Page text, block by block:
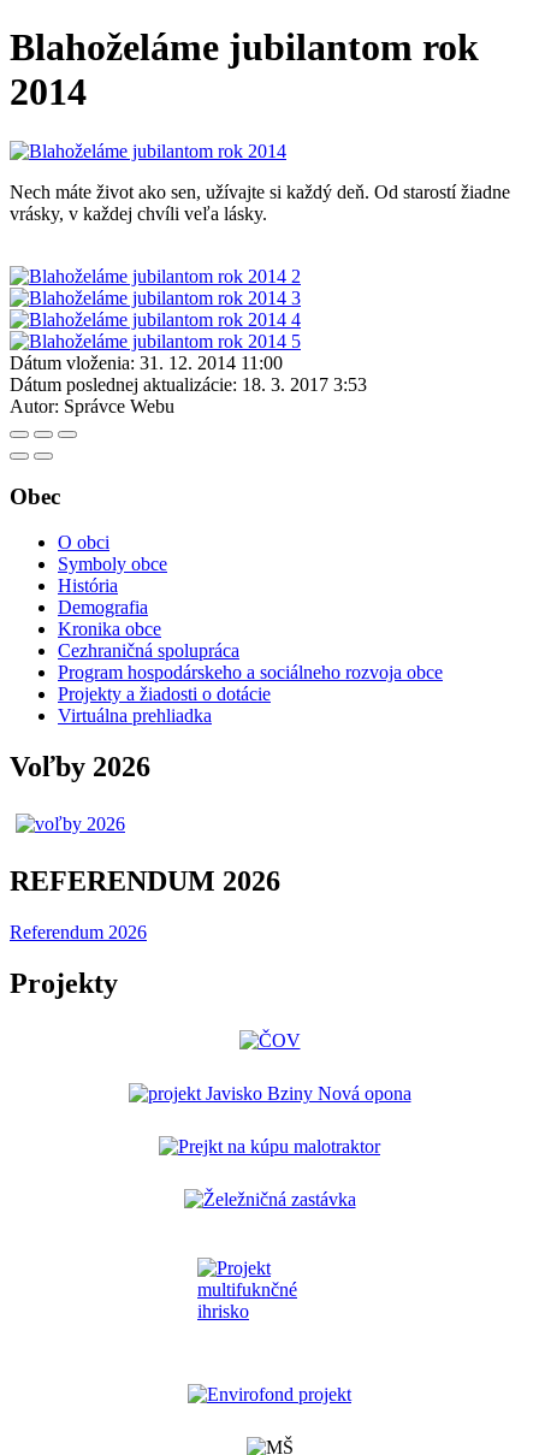
Blahoželáme jubilantom rok
2014
Nech máte život ako sen, užívajte si každý deň. Od starostí žiadne
vrásky, v každej chvíli veľa lásky.
Dátum vloženia: 31. 12. 2014 11:00
Dátum poslednej aktualizácie: 18. 3. 2017 3:53
Autor: Správce Webu
Obec
O obci
Symboly obce
História
Demografia
Kronika obce
Cezhraničná spolupráca
Program hospodárskeho a sociálneho rozvoja obce
Projekty a žiadosti o dotácie
Virtuálna prehliadka
Voľby 2026
REFERENDUM 2026
Referendum 2026
Projekty